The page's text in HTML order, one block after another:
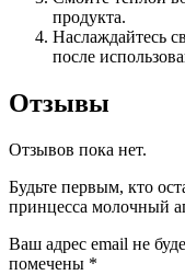
продукта.
Наслаждайтесь
после
Отзывы
Отзывов пока нет.
Будьте первым, кто
принцесса молочный
Ваш адрес email не
помечены *